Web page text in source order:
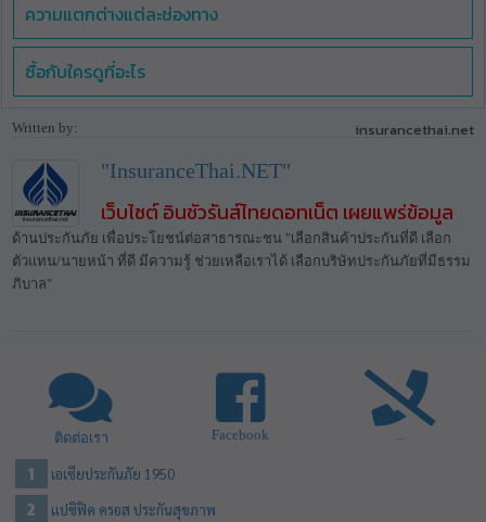
ความแตกต่างแต่ละช่องทาง
ซื้อกับใครดูที่อะไร
Written by: insurancethai.net
"InsuranceThai.NET"
เว็บไซต์ อินชัวรันส์ไทยดอทเน็ต เผยแพร่ข้อมูล
ด้านประกันภัย เพื่อประโยชน์ต่อสาธารณะชน "เลือกสินค้าประกันที่ดี เลือก
ตัวแทน/นายหน้า ที่ดี มีความรู้ ช่วยเหลือเราได้ เลือกบริษัทประกันภัยที่มีธรรม
ภิบาล"
ติดต่อเรา Facebook ...
เอเซียประกันภัย 1950
แปซิฟิค ครอส ประกันสุขภาพ